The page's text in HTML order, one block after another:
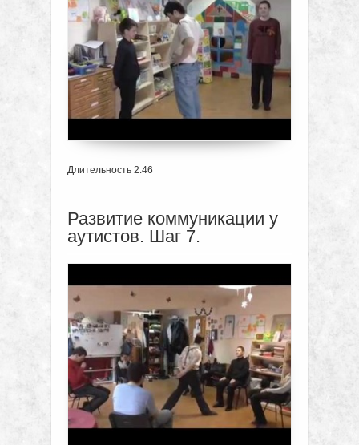
Длительность 2:46
Развитие коммуникации у
аутистов. Шаг 7.